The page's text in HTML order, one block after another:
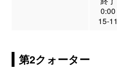
0:00
15-11
第2クォーター